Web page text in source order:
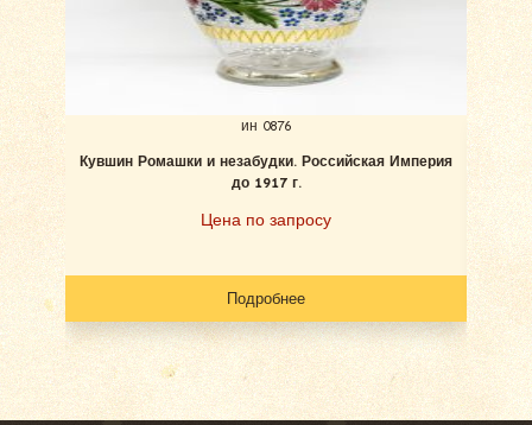
ин 0876
Кувшин Ромашки и незабудки. Российская Империя
до 1917 г.
Цена по запросу
Подробнее